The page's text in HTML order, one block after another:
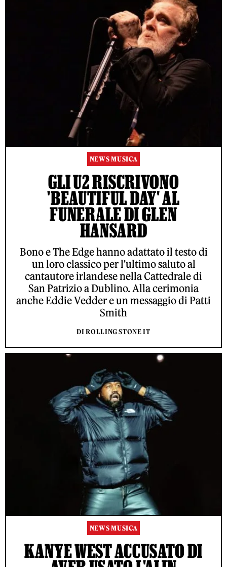
NEWS MUSICA
GLI U2 RISCRIVONO
'BEAUTIFUL DAY' AL
FUNERALE DI GLEN
HANSARD
Bono e The Edge hanno adattato il testo di
un loro classico per l'ultimo saluto al
cantautore irlandese nella Cattedrale di
San Patrizio a Dublino. Alla cerimonia
anche Eddie Vedder e un messaggio di Patti
Smith
DI ROLLING STONE IT
NEWS MUSICA
KANYE WEST ACCUSATO DI